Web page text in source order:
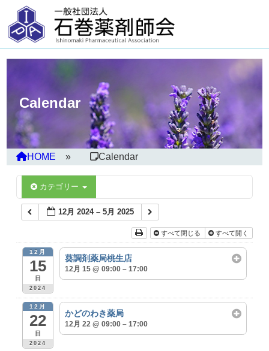
Calendar
HOME Calendar
カテゴリー
12月 2024 – 5月 2025
すべて閉じる すべて開く
12月
15
日
2024
葵調剤薬局桃生店
12月 15 @ 09:00 – 17:00
12月
22
日
2024
かどのわき薬局
12月 22 @ 09:00 – 17:00